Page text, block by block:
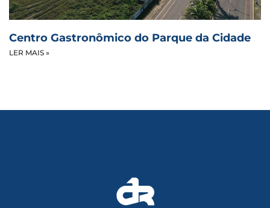
Centro Gastronômico do Parque da Cidade
LER MAIS »